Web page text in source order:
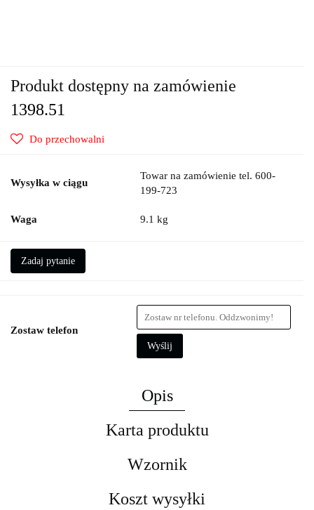
Produkt dostępny na zamówienie
1398.51
Do przechowalni
Wysyłka w ciągu
Towar na zamówienie tel. 600-
199-723
Waga 9.1 kg
Zadaj pytanie
Zostaw telefon
Wyślij
Opis
Karta produktu
Wzornik
Koszt wysyłki